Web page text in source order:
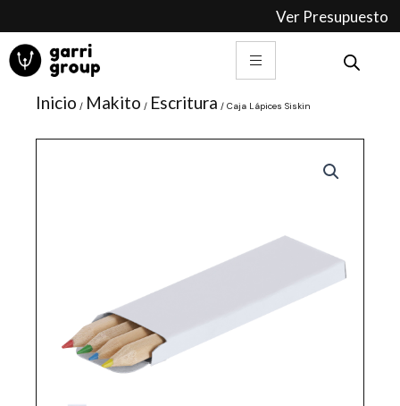
contenido
Ver Presupuesto
Inicio / Makito / Escritura / Caja Lápices Siskin